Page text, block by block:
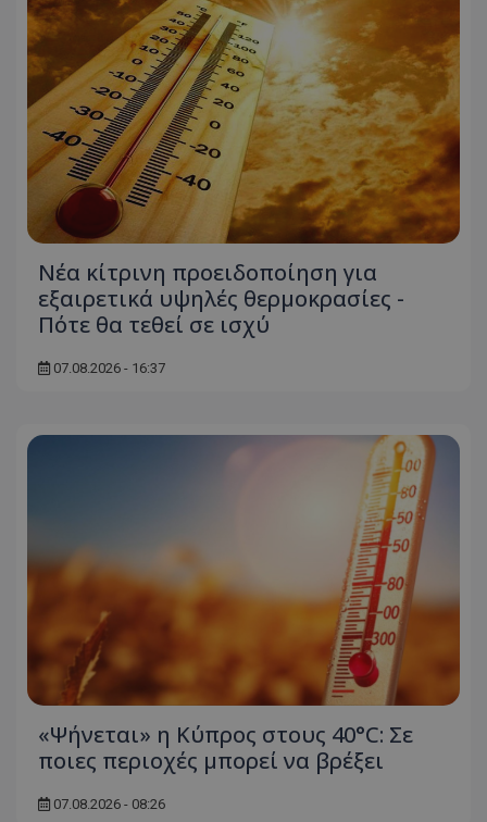
Νέα κίτρινη προειδοποίηση για
εξαιρετικά υψηλές θερμοκρασίες -
Πότε θα τεθεί σε ισχύ
07.08.2026 - 16:37
«Ψήνεται» η Κύπρος στους 40°C: Σε
ποιες περιοχές μπορεί να βρέξει
07.08.2026 - 08:26